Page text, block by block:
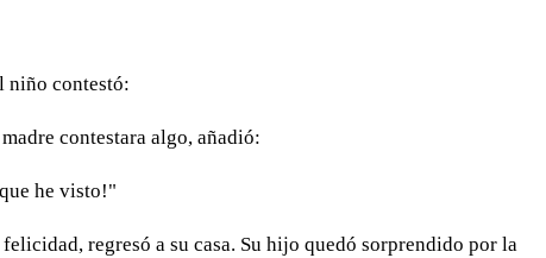
niño contestó:
contestara algo, añadió:
he visto!"
regresó a su casa. Su hijo quedó sorprendido por la